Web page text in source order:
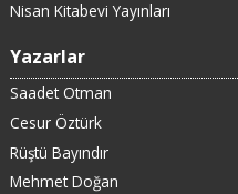
Nisan Kitabevi Yayınları
Yazarlar
Saadet Otman
Cesur Öztürk
Rüştü Bayındır
Mehmet Doğan